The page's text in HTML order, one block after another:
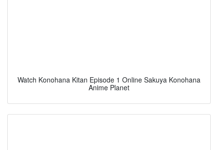
Watch Konohana Kitan Episode 1 Online Sakuya Konohana
Anime Planet